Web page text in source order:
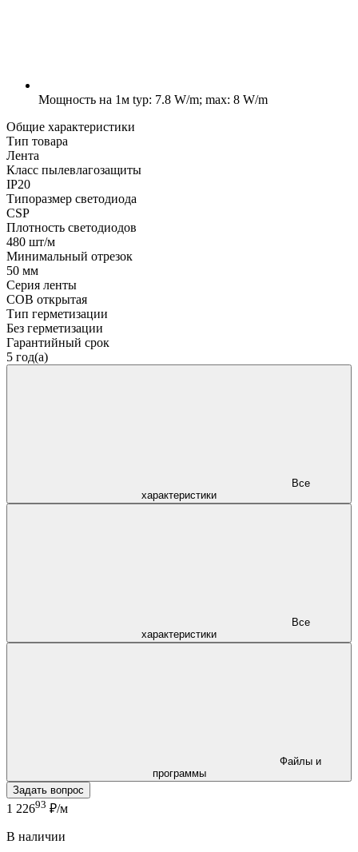
Мощность на 1м typ: 7.8 W/m; max: 8 W/m
Общие характеристики
Тип товара
Лента
Класс пылевлагозащиты
IP20
Типоразмер светодиода
CSP
Плотность светодиодов
480 шт/м
Минимальный отрезок
50 мм
Серия ленты
COB открытая
Тип герметизации
Без герметизации
Гарантийный срок
5 год(а)
характеристики
характеристики
программы
Задать вопрос
1 22693 ₽/м
В наличии